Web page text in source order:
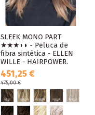
SLEEK MONO PART
★★★◗◗ - Peluca de
fibra sintética - ELLEN
WILLE - HAIRPOWER.
451,25 €
475,00 €